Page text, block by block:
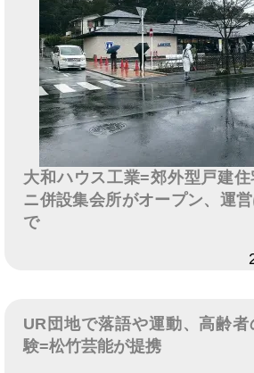
大和ハウス工業=郊外型戸建
ニ併設集会所がオープン、運
で
UR団地で落語や運動、高齢
験=松竹芸能が提携